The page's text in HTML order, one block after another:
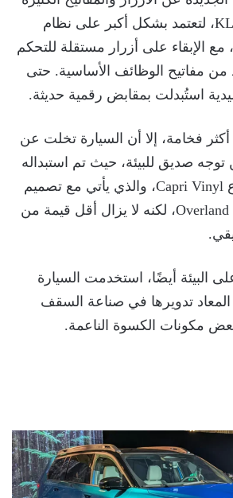
في الطراز السابق KL، لتعتمد بشكل أكبر على نظام
مع الإبقاء على أزرار مستقلة للتحكم
من مفاتيح الوظائف الأساسية. حتى
استُبدلت بمقابض رقمية حديثة.
فخامة، إلا أن السيارة تخلت عن
صديق للبيئة، حيث تم استبداله
بجلد صناعي من نوع Capri Vinyl، والذي يأتي مع تصميم
مثقّب مميز في فئة Overland، لكنه لا يزال أقل قيمة من
البيئة أيضًا، استخدمت السيارة
تدويرها في صناعة السقف
مكونات الكسوة الناعمة.